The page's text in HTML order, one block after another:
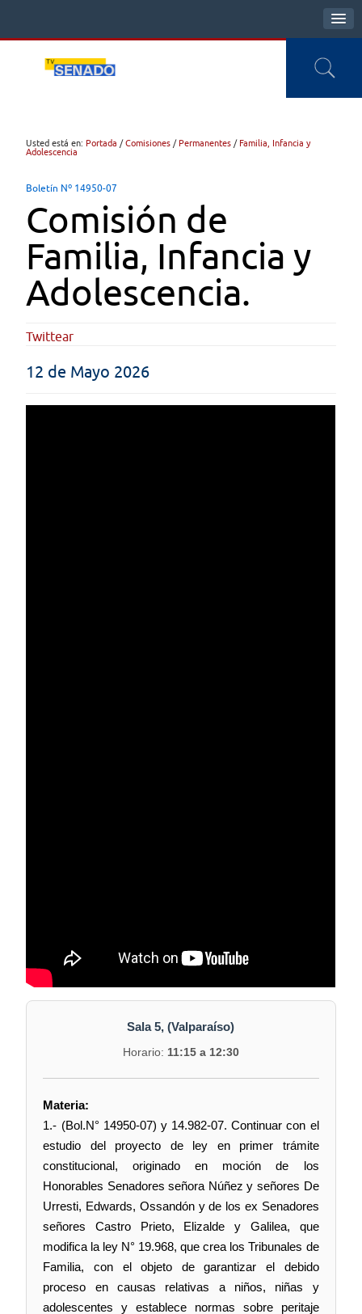
Usted está en: Portada /Comisiones / Permanentes / Familia, Infancia y
Adolescencia
Boletín Nº 14950-07
Comisión de
Familia, Infancia y
Adolescencia.
Twittear
12 de Mayo 2026
Sala 5, (Valparaíso)
Horario: 11:15 a 12:30
Materia:
1.- (Bol.N° 14950-07) y 14.982-07. Continuar con el
estudio del proyecto de ley en primer trámite
constitucional, originado en moción de los
Honorables Senadores señora Núñez y señores De
Urresti, Edwards, Ossandón y de los ex Senadores
señores Castro Prieto, Elizalde y Galilea, que
modifica la ley N° 19.968, que crea los Tribunales de
Familia, con el objeto de garantizar el debido
proceso en causas relativas a niños, niñas y
adolescentes y establece normas sobre peritaje